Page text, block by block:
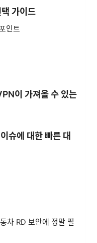
가이드
인트
이 가져올 수 있는
슈에 대한 빠른 대
차 RD 보안에 정말 필